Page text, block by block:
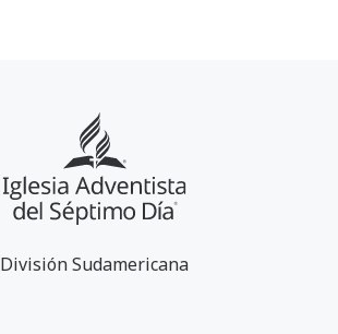
División Sudamericana